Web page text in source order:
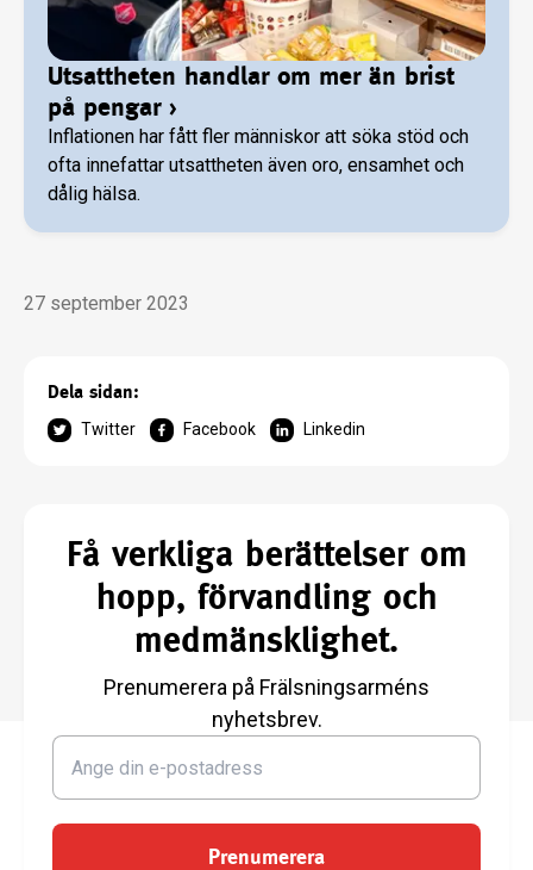
Utsattheten handlar om mer än brist
på pengar›
Inflationen har fått fler människor att söka stöd och
ofta innefattar utsattheten även oro, ensamhet och
dålig hälsa.
27 september 2023
Dela sidan:
Twitter Facebook Linkedin
Få verkliga berättelser om
hopp, förvandling och
medmänsklighet.
Prenumerera på Frälsningsarméns
nyhetsbrev.
Prenumerera